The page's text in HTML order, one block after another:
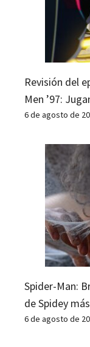
Revisión del
Men ’97:
6 de agosto de
Spider-Man:
de Spidey
6 de agosto de